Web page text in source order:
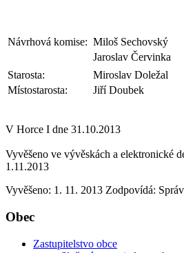
Návrhová komise: Miloš Sechovský
Jaroslav Červinka
Starosta:
Miroslav Doležal
Místostarosta:
Jiří Doubek
V Horce I dne 31.10.2013
Vyvěšeno ve vývěskách a elektronické
1.11.2013
Vyvěšeno: 1. 11. 2013 Zodpovídá:
Obec
Zastupitelstvo obce